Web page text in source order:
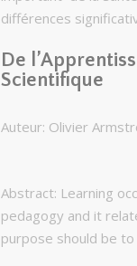
différences
De
Scientifique
Auteur: Olivier
Abstract: Learning
pedagogy and it
purpose should be